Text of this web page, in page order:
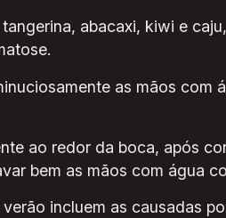
abacaxi, kiwi e
as mãos com
ao redor da boca, após
bem as mãos com água
incluem as causadas